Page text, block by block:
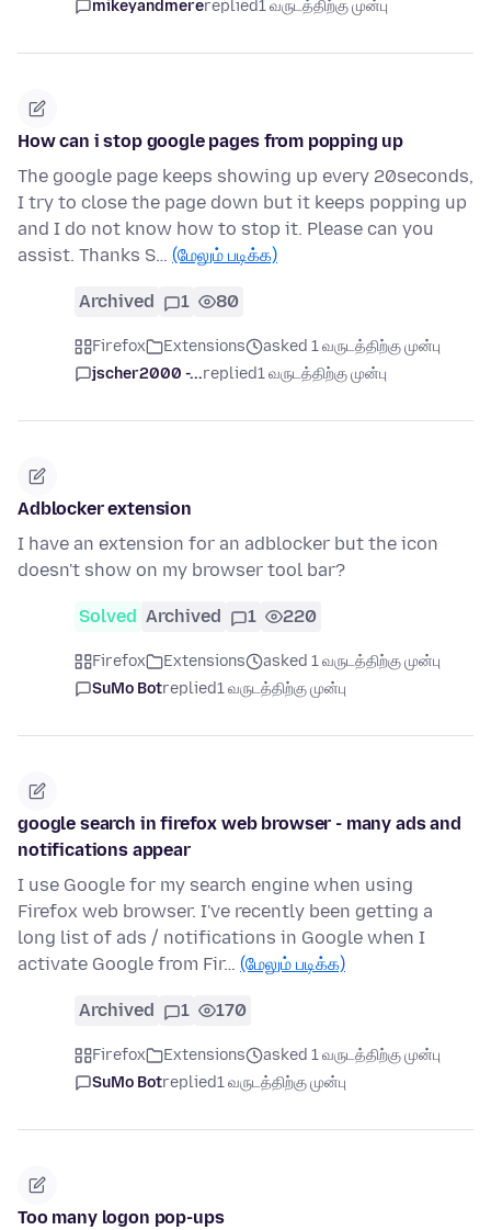
mikeyandmerereplied1 வருடத்திற்கு முன்பு
How can i stop google pages from popping up
The google page keeps showing up every 20seconds,
I try to close the page down but it keeps popping up
and I do not know how to stop it. Please can you
assist. Thanks S… (மேலும் படிக்க)
Archived 1 80
Firefox Extensions
asked 1 வருடத்திற்கு முன்பு
jscher2000 -...replied1 வருடத்திற்கு முன்பு
Adblocker extension
I have an extension for an adblocker but the icon
doesn't show on my browser tool bar?
Solved Archived 1 220
Firefox Extensions
asked 1 வருடத்திற்கு முன்பு
SuMo Botreplied1 வருடத்திற்கு முன்பு
google search in firefox web browser - many ads and
notifications appear
I use Google for my search engine when using
Firefox web browser. I've recently been getting a
long list of ads / notifications in Google when I
activate Google from Fir… (மேலும் படிக்க)
Archived 1 170
Firefox Extensions
asked 1 வருடத்திற்கு முன்பு
SuMo Botreplied1 வருடத்திற்கு முன்பு
Too many logon pop-ups